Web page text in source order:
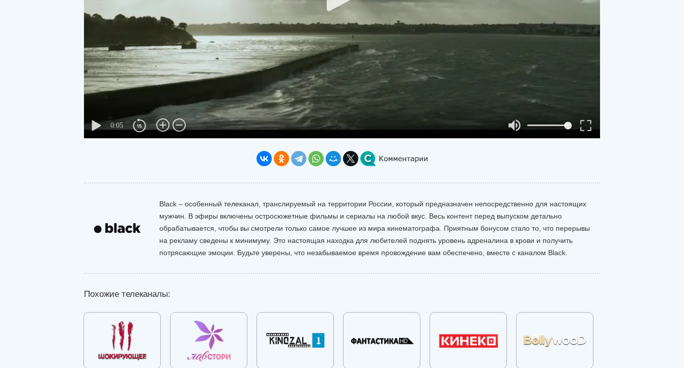
Black – особенный телеканал, транслируемый на территории России, который предназначен непосредственно для настоящих
мужчин. В эфиры включены остросюжетные фильмы и сериалы на любой вкус. Весь контент перед выпуском детально
обрабатывается, чтобы вы смотрели только самое лучшее из мира кинематографа. Приятным бонусом стало то, что перерывы
на рекламу сведены к минимуму. Это настоящая находка для любителей поднять уровень адреналина в крови и получить
потрясающие эмоции. Будьте уверены, что незабываемое время провождение вам обеспечено, вместе с каналом Black.
Похожие телеканалы: